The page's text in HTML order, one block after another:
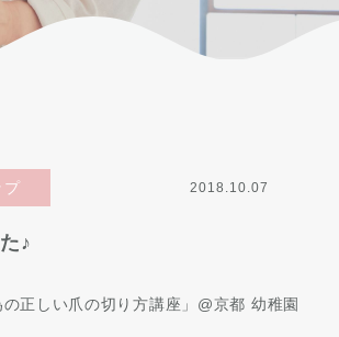
プ 2018.10.07
♪
の正しい爪の切り方講座」@京都 幼稚園